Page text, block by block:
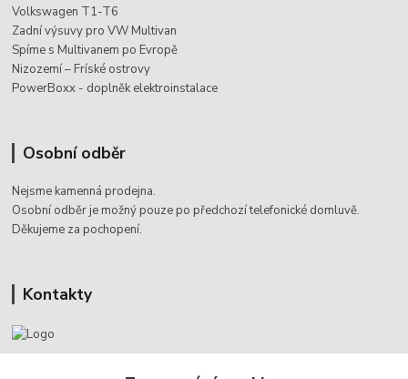
Volkswagen T1-T6
Zadní výsuvy pro VW Multivan
Spíme s Multivanem po Evropě
Nizozemí – Fríské ostrovy
PowerBoxx - doplněk elektroinstalace
Osobní odběr
Nejsme kamenná prodejna.
Osobní odběr je možný pouze po předchozí telefonické domluvě.
Děkujeme za pochopení.
Kontakty